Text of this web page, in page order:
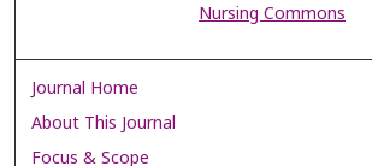
Nursing Commons
Journal Home
About This Journal
Focus & Scope